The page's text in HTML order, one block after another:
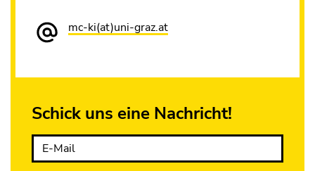
mc-ki(at)uni-graz.at
Schick uns eine Nachricht!
E-Mail